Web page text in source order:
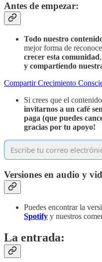
Antes de empezar:
Todo nuestro
mejor forma de
crecer esta comunidad
y compartiendo
Compartir Crecimiento
Si crees que el
invitarnos a un café
paga (que puedes
gracias por tu apoyo!
Versiones en audio y
Puedes encontrar la
Spotify y nuestros
La entrada: